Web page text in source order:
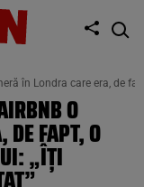
în Londra care era, de
O
DE FAPT, O
„ÎȚI